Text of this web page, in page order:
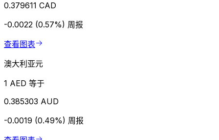
0.379611 CAD
-0.0022 (0.57%) 周报
查看图表
澳大利亚元
1 AED 等于
0.385303 AUD
-0.0019 (0.49%) 周报